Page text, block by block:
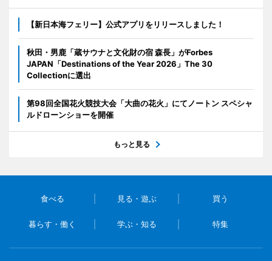
【新日本海フェリー】公式アプリをリリースしました！
秋田・男鹿「蔵サウナと文化財の宿 森長」がForbes
JAPAN「Destinations of the Year 2026」The 30
Collectionに選出
第98回全国花火競技大会「大曲の花火」にてノートン スペシャ
ルドローンショーを開催
もっと見る
食べる 見る・遊ぶ 買う
暮らす・働く 学ぶ・知る 特集